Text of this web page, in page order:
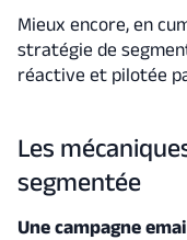
Mieux encore, en
stratégie de
réactive et pilotée
Les
segmentée
Une campagne